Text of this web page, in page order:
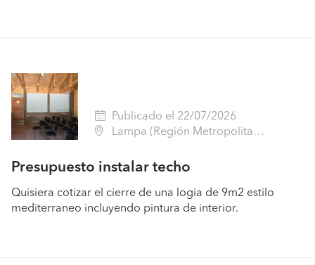
Publicado el 22/07/2026
Lampa (Región Metropolitana - Chacabuco)
Presupuesto instalar techo
Quisiera cotizar el cierre de una logia de 9m2 estilo
mediterraneo incluyendo pintura de interior.